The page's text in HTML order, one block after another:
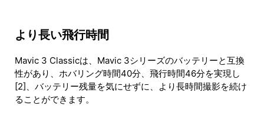
より長い飛行時間
Mavic 3 Classicは、Mavic 3シリーズのバッテリーと互換
性があり、ホバリング時間40分、飛行時間46分を実現し
[2]、バッテリー残量を気にせずに、より長時間撮影を続け
ることができます。